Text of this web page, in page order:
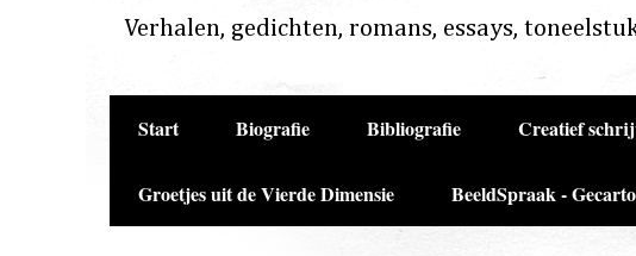
Verhalen, gedichten, romans, essays,
Start Biografie Bibliografie Creatief
Groetjes uit de Vierde Dimensie BeeldSpraak -